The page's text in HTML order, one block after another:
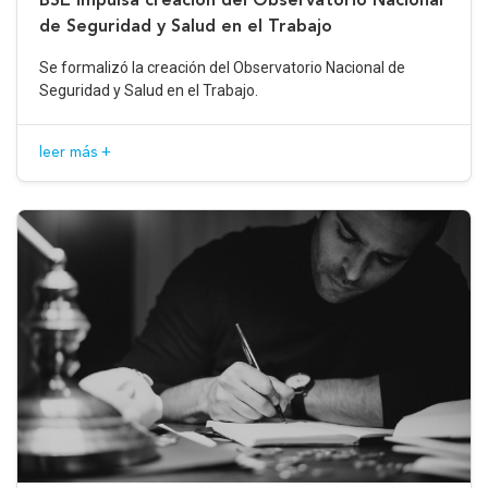
de Seguridad y Salud en el Trabajo
Se formalizó la creación del Observatorio Nacional de
Seguridad y Salud en el Trabajo.
leer más +